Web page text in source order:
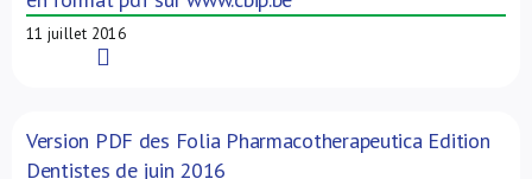
11 juillet 2016
Version PDF des Folia Pharmacotherapeutica Edition
Dentistes de juin 2016